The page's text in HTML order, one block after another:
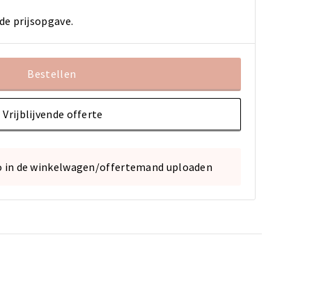
prijsopgave.
Bestellen
Vrijblijvende offerte
in de winkelwagen/offertemand uploaden